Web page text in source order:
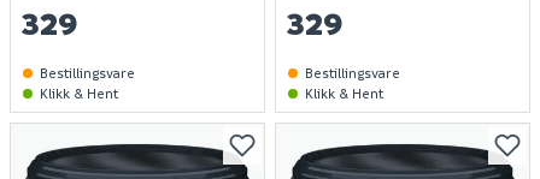
329
Bestillingsvare
Klikk & Hent
329
Bestillingsvare
Klikk & Hent